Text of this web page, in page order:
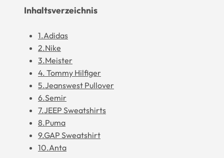
Inhaltsverzeichnis
1.Adidas
2.Nike
3.Meister
4. Tommy Hilfiger
5.Jeanswest Pullover
6.Semir
7.JEEP Sweatshirts
8.Puma
9.GAP Sweatshirt
10.Anta